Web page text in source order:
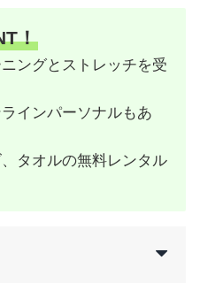
！
ングとストレッチを受
インパーソナルもあ
タオルの無料レンタル